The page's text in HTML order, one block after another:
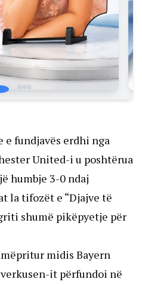
e fundjavës erdhi nga
United-i u poshtërua
humbje 3-0 ndaj
la tifozët e “Djajve të
shumë pikëpyetje për
midis Bayern
it përfundoi në